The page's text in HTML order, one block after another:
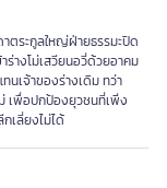
ตระกูลใหญ่ฝ่ายธรรมะปิด
งโม่เสวียนอวี่ด้วยอาคม
นเจ้าของร่างเดิม ทว่า
เพื่อปกป้องยุวชนที่เพิ่ง
เลี่ยงไม่ได้